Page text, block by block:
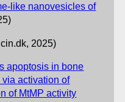
like nanovesicles of
2025)
apoptosis in bone
activation of
of MtMP activity